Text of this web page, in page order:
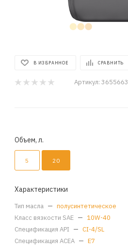
В ИЗБРАННОЕ СРАВНИТЬ
Артикул: 3655663
Объем, л.
5 20
Характеристики
Тип масла — полусинтетическое
Класс вязкости SAE — 10W-40
Спецификация API — CI-4/SL
Спецификация ACEA — E7